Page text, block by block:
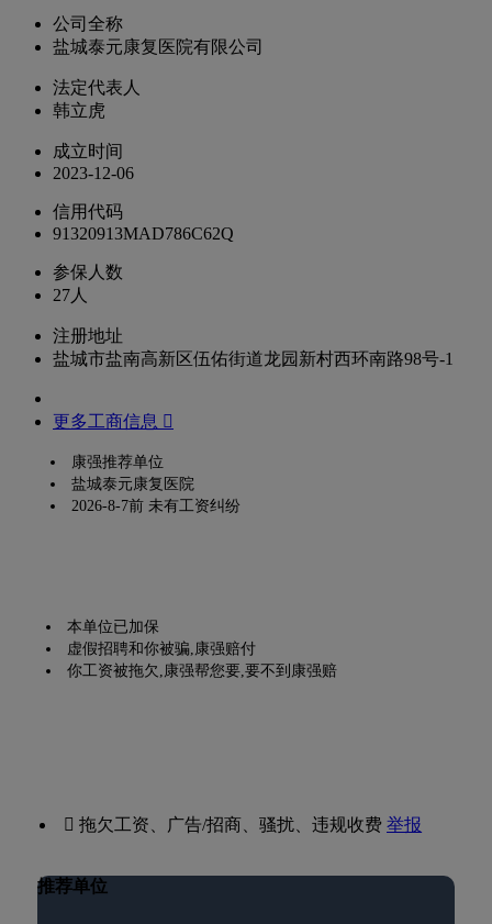
公司全称
盐城泰元康复医院有限公司
法定代表人
韩立虎
成立时间
2023-12-06
信用代码
91320913MAD786C62Q
参保人数
27人
注册地址
盐城市盐南高新区伍佑街道龙园新村西环南路98号-1
更多工商信息 
康强推荐单位
盐城泰元康复医院
2026-8-7前 未有工资纠纷
本单位已加保
虚假招聘和你被骗,康强赔付
你工资被拖欠,康强帮您要,要不到康强赔
 拖欠工资、广告/招商、骚扰、违规收费举报
推荐单位